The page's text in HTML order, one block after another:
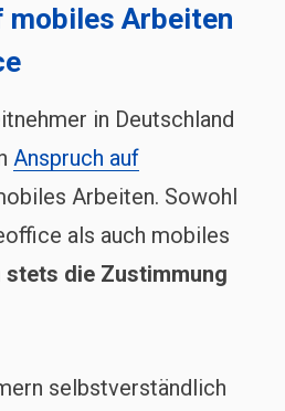
mobiles Arbeiten
in Deutschland
Anspruch auf
Arbeiten. Sowohl
als auch mobiles
die Zustimmung
selbstverständlich